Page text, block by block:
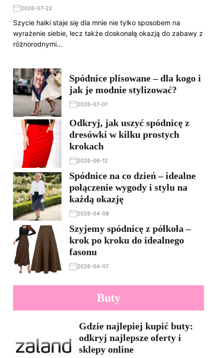
2026-07-22
Szycie halki staje się dla mnie nie tylko sposobem na
wyrażenie siebie, lecz także doskonałą okazją do zabawy z
różnorodnymi…
Spódnice plisowane – dla kogo i
jak je modnie stylizować?
2026-07-01
Odkryj, jak uszyć spódnicę z
dresówki w kilku prostych
krokach
2026-06-12
Spódnice na co dzień – idealne
połączenie wygody i stylu na
każdą okazję
2026-04-08
Szyjemy spódnicę z półkoła –
krok po kroku do idealnego
fasonu
2026-04-07
Buty
Gdzie najlepiej kupić buty:
odkryj najlepsze oferty i
sklepy online